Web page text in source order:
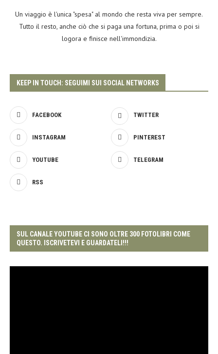
Un viaggio è l'unica "spesa" al mondo che resta viva per sempre.
Tutto il resto, anche ciò che si paga una fortuna, prima o poi si
logora e finisce nell'immondizia.
KEEP IN TOUCH: SEGUIMI SUI SOCIAL NETWORKS
FACEBOOK TWITTER
INSTAGRAM PINTEREST
YOUTUBE TELEGRAM
RSS
SUL CANALE YOUTUBE CI SONO OLTRE 300 FOTOLIBRI COME
QUESTO. ISCRIVETEVI E GUARDATELI!!!